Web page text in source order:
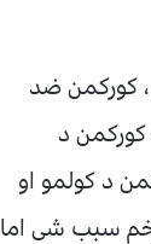
کورکمن ضد
د
د کولمو او
سبب شی اما